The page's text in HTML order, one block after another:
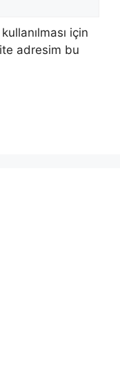
için
adresim bu